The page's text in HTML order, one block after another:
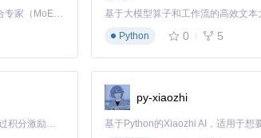
Kimi K3 是Kimi能力最强的模型：这是一个拥有 2.8 万亿参数的混合专家（MoE）模型，具备原生视觉理解能力，并支持 100 万 token 的上下文窗口。
基于大模型算子和工作流的高效文
Python
0 5
「源启盛夏」暑期校园开发者成长计划旨在激活校园开源力量，通过积分激励、认证扶持、资源倾斜等形式，引导高校组织和开发者完成「入驻 — 建项目 — 做贡献 — 获认证 — 得资源」的完整闭环。无论你是想带领社团入驻平台的组织者，还是希望用代码贡献证明自己的开发者，都能在这里找到属于你的成长路径。
py-xiaozhi